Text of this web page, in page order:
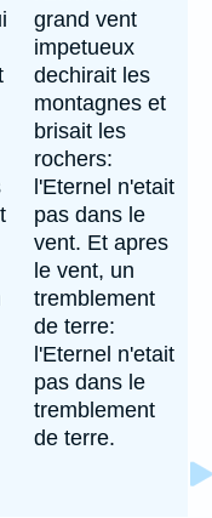
grand vent
impetueux
dechirait les
montagnes et
brisait les
rochers:
l'Eternel n'etait
pas dans le
vent. Et apres
le vent, un
tremblement
de terre:
l'Eternel n'etait
pas dans le
tremblement
de terre.